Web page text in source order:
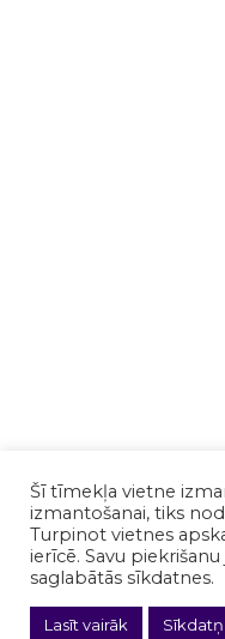
Šī tīmekļa vietne
izmantošanai, tiks
Turpinot vietnes
ierīcē. Savu
saglabātās sīkdatnes.
Lasīt vairāk